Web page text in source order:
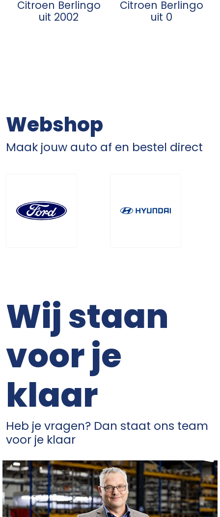
Citroen Berlingo
uit 2002
Citroen Berlingo
uit 0
Webshop
Maak jouw auto af en bestel direct
Wij staan
voor je
klaar
Heb je vragen? Dan staat ons team
voor je klaar